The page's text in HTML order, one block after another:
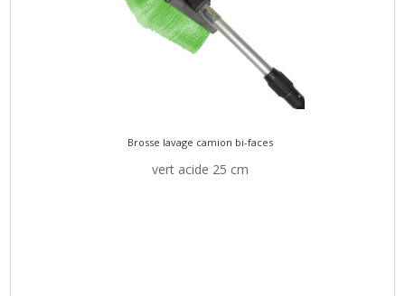
Brosse lavage camion bi-faces
vert acide 25 cm